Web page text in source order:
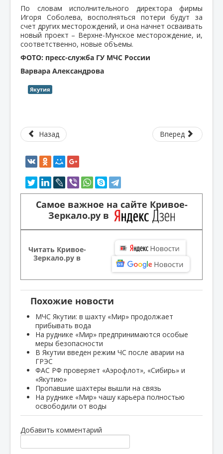
По словам исполнительного директора фирмы
Игоря Соболева, восполняться потери будут за
счет других месторождений, и она начнет осваивать
новый проект – Верхне-Мунское месторождение, и,
соответственно, новые объемы.
ФОТО: пресс-служба ГУ МЧС России
Варвара Александрова
Якутия
Назад Вперед
Самое важное на сайте Кривое-
Зеркало.ру в
Читать Кривое-
Зеркало.ру в
Похожие новости
МЧС Якутии: в шахту «Мир» продолжает
прибывать вода
На руднике «Мир» предпринимаются особые
меры безопасности
В Якутии введен режим ЧС после аварии на
ГРЭС
ФАС РФ проверяет «Аэрофлот», «Сибирь» и
«Якутию»
Пропавшие шахтеры вышли на связь
На руднике «Мир» чашу карьера полностью
освободили от воды
Добавить комментарий